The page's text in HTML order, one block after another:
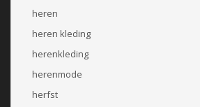
heren
heren kleding
herenkleding
herenmode
herfst